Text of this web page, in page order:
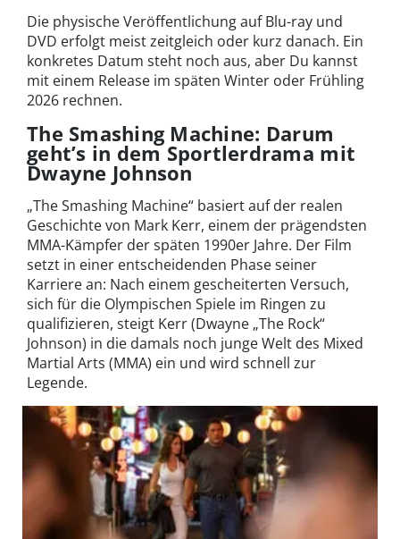
Die physische Veröffentlichung auf Blu-ray und
DVD erfolgt meist zeitgleich oder kurz danach. Ein
konkretes Datum steht noch aus, aber Du kannst
mit einem Release im späten Winter oder Frühling
2026 rechnen.
The Smashing Machine: Darum
geht’s in dem Sportlerdrama mit
Dwayne Johnson
„The Smashing Machine“ basiert auf der realen
Geschichte von Mark Kerr, einem der prägendsten
MMA-Kämpfer der späten 1990er Jahre. Der Film
setzt in einer entscheidenden Phase seiner
Karriere an: Nach einem gescheiterten Versuch,
sich für die Olympischen Spiele im Ringen zu
qualifizieren, steigt Kerr (Dwayne „The Rock“
Johnson) in die damals noch junge Welt des Mixed
Martial Arts (MMA) ein und wird schnell zur
Legende.